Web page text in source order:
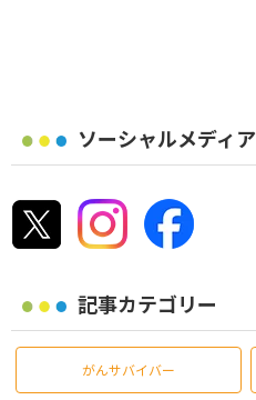
ソーシャルメディア
記事カテゴリー
がんサバイバー